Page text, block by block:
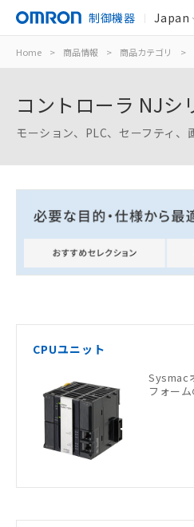
制御機器 Japan
Home > 商品情報 > 商品カテゴリ >
コントローラ NJシ
モーション、PLC、セーフティ、
CPUユニット
Sysmac
フォー